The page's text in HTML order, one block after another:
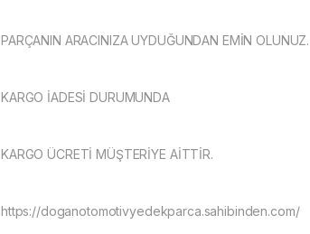
PARÇANIN ARACINIZA UYDUĞUNDAN EMİN OLUNUZ.
KARGO İADESİ DURUMUNDA
KARGO ÜCRETİ MÜŞTERİYE AİTTİR.
https://doganotomotivyedekparca.sahibinden.com/